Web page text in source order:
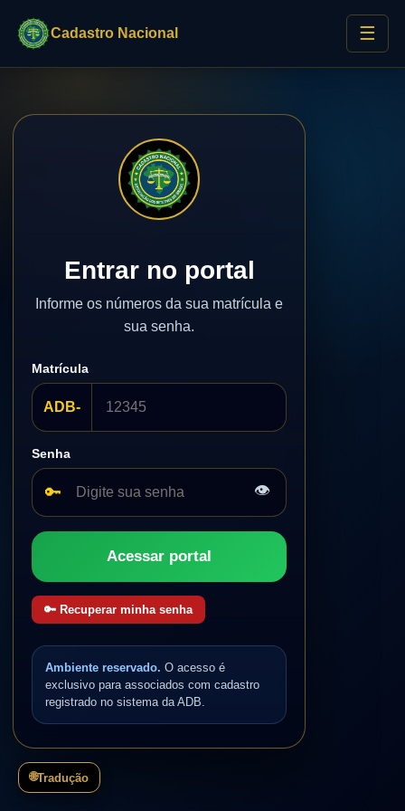
Cadastro Nacional ☰
Entrar no portal
Informe os números da sua matrícula e
sua senha.
Matrícula
ADB-
Senha
🔑 👁
Acessar portal
🔑 Recuperar minha senha
Ambiente reservado. O acesso é
exclusivo para associados com cadastro
registrado no sistema da ADB.
🌐Tradução